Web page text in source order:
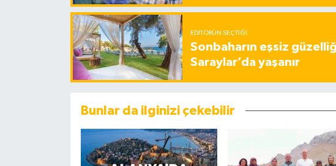
EDITÖRÜN SEÇTIĞI
Sonbaharın eşsiz
Saraylar’da yaşanır
Bunlar da ilginizi çekebilir